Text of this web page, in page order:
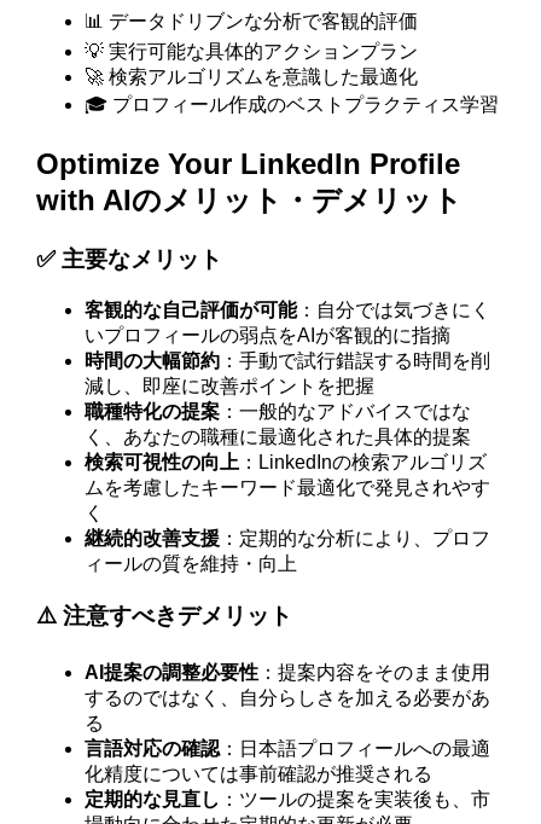
📊 データドリブンな分析で客観的評価
💡 実行可能な具体的アクションプラン
🚀 検索アルゴリズムを意識した最適化
🎓 プロフィール作成のベストプラクティス学習
Optimize Your LinkedIn Profile
with AIのメリット・デメリット
✅ 主要なメリット
客観的な自己評価が可能：自分では気づきにく
いプロフィールの弱点をAIが客観的に指摘
時間の大幅節約 ：手動で試行錯誤する時間を削
減し、即座に改善ポイントを把握
職種特化の提案 ：一般的なアドバイスではな
く、あなたの職種に最適化された具体的提案
検索可視性の向上 ：LinkedInの検索アルゴリズ
ムを考慮したキーワード最適化で発見されやす
く
継続的改善支援 ：定期的な分析により、プロフ
ィールの質を維持・向上
⚠️ 注意すべきデメリット
AI提案の調整必要性 ：提案内容をそのまま使用
するのではなく、自分らしさを加える必要があ
る
言語対応の確認 ：日本語プロフィールへの最適
化精度については事前確認が推奨される
定期的な見直し ：ツールの提案を実装後も、市